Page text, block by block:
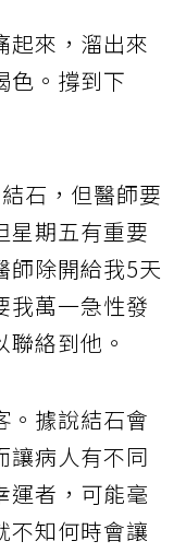
起來，溜出來
色。撐到下
石，但醫師要
星期五有重要
師除開給我5天
我萬一急性發
絡到他。
。據說結石會
讓病人有不同
運者，可能毫
不知何時會讓